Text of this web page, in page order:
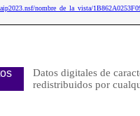
nombre_de_la_vista/
Datos digitales de
redistribuidos por